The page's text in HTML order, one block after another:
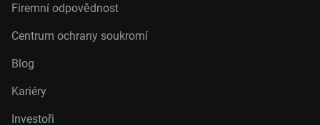
Firemní odpovědnost
Centrum ochrany soukromí
Blog
Kariéry
Investoři